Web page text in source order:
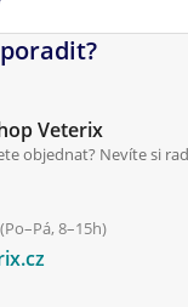
používání
Veterix
objednat? Nevíte si
(Po–Pá, 8–15h)